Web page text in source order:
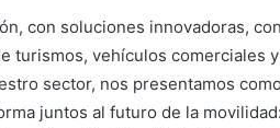
con soluciones innovadoras,
turismos, vehículos comerciales
sector, nos presentamos
juntos al futuro de la